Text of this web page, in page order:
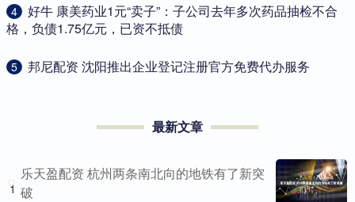
4
​好牛 康美药业1元“卖子”：子公司去年多次药品抽检不合
格，负债1.75亿元，已资不抵债
5 ​邦尼配资 沈阳推出企业登记注册官方免费代办服务
最新文章
1
乐天盈配资 杭州两条南北向的地铁有了新突
破